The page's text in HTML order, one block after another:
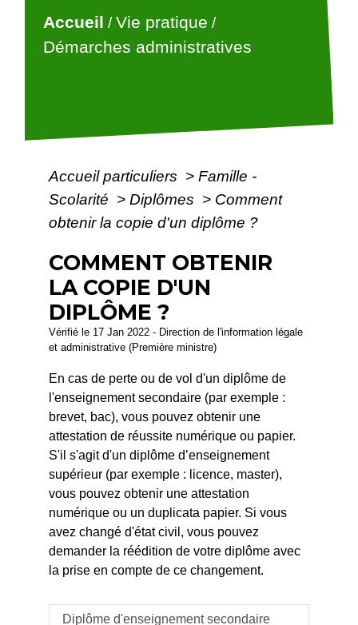
Accueil /Vie pratique /
Démarches administratives
Accueil particuliers > Famille -
Scolarité > Diplômes > Comment
obtenir la copie d'un diplôme ?
COMMENT OBTENIR
LA COPIE D'UN
DIPLÔME ?
Vérifié le 17 Jan 2022 - Direction de l'information légale
et administrative (Première ministre)
En cas de perte ou de vol d'un diplôme de
l'enseignement secondaire (par exemple :
brevet, bac), vous pouvez obtenir une
attestation de réussite numérique ou papier.
S'il s'agit d'un diplôme d’enseignement
supérieur (par exemple : licence, master),
vous pouvez obtenir une attestation
numérique ou un duplicata papier. Si vous
avez changé d'état civil, vous pouvez
demander la réédition de votre diplôme avec
la prise en compte de ce changement.
Diplôme d'enseignement secondaire